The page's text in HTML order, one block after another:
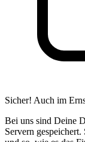
Sicher! Auch im
Bei uns sind Deine
Servern